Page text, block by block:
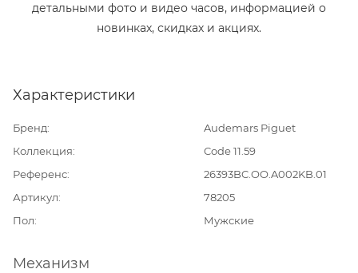
детальными фото и видео часов, информацией о
новинках, скидках и акциях.
Характеристики
Бренд
Audemars Piguet
Коллекция
Code 11.59
Референс
26393BC.OO.A002KB.01
Артикул
78205
Пол
Мужские
Механизм